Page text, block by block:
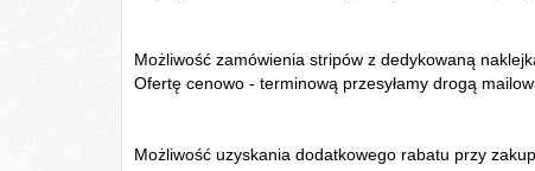
Możliwość zamówienia stripów z dedykowaną
Ofertę cenowo - terminową przesyłamy drogą
Możliwość uzyskania dodatkowego rabatu przy